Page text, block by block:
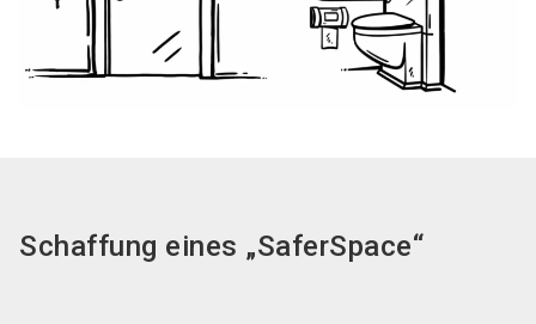
Schaffung eines „SaferSpace“